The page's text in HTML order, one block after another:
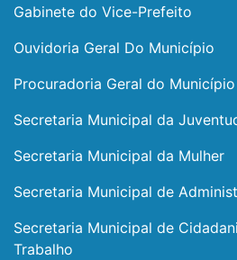
Gabinete do Vice-Prefeito
Ouvidoria Geral Do Município
Procuradoria Geral do Município
Secretaria Municipal da
Secretaria Municipal da Mulher
Secretaria Municipal de
Secretaria Municipal de
Trabalho